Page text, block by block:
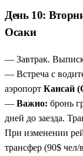
День 10:
Осаки
— Завтрак.
— Встреча с
аэропорт Кансай
— Важно: бронь
дней до заезда.
При изменении
трансфер (90$ чел/